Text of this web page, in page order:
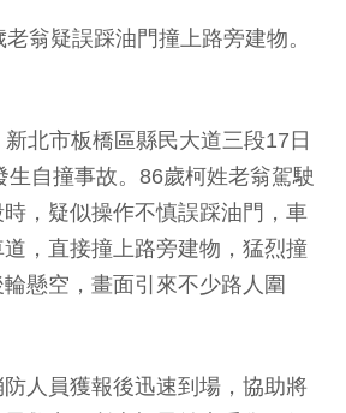
翁疑誤踩油門撞上路旁建物。
北市板橋區縣民大道三段17日
生自撞事故。86歲柯姓老翁駕駛
，疑似操作不慎誤踩油門，車
，直接撞上路旁建物，猛烈撞
懸空，畫面引來不少路人圍
人員獲報後迅速到場，協助將